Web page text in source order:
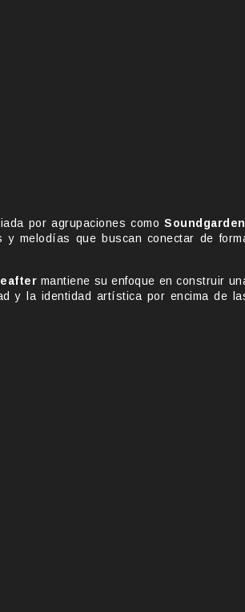
por agrupaciones como Soundgarden
y melodías que buscan conectar de
mantiene su enfoque en construir
y la identidad artística por encima de